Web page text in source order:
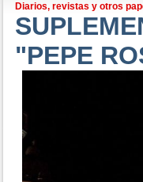
Diarios, revistas y otros
"PEPE